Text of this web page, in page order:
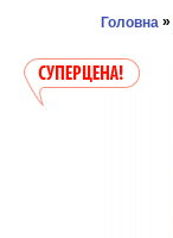
Головна »